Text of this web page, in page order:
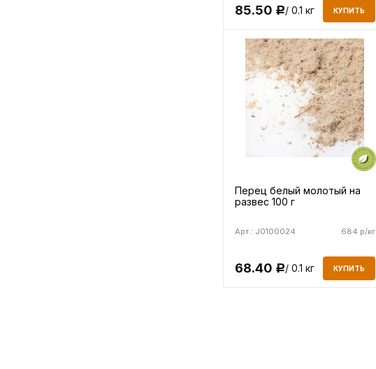
85.50 Р/ 0.1 кг КУПИТЬ
Перец белый молотый на
развес 100 г
684 р/кг
Арт.: J0100024
68.40 Р/ 0.1 кг КУПИТЬ